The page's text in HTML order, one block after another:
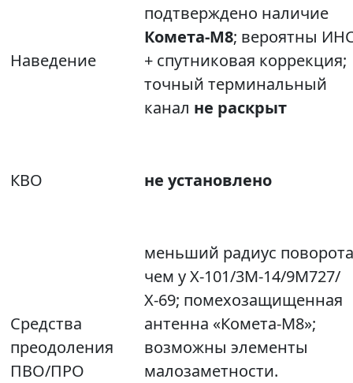
Наведение
подтверждено наличие
Комета‑М8; вероятны
+ спутниковая коррекция;
точный терминальный
канал не раскрыт
КВО не установлено
Средства
преодоления
ПВО/ПРО
меньший радиус
чем у Х‑101/3М‑14/9М727/
Х‑69; помехозащищенная
антенна «Комета‑М8»;
возможны элементы
малозаметности.